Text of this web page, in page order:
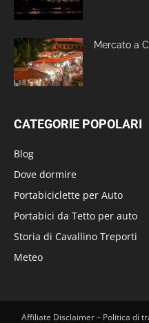
Mercato a
CATEGORIE POPOLARI
Blog
Dove dormire
Portabiciclette per Auto
Portabici da Tetto per auto
Storia di Cavallino Treporti
Meteo
Affiliate Disclaimer – Politica di